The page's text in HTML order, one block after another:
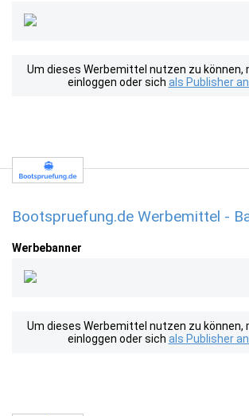
Um dieses Werbemittel nutzen zu können,
einloggen oder sich als Publisher
Bootspruefung.de Werbemittel -
Werbebanner
Um dieses Werbemittel nutzen zu können,
einloggen oder sich als Publisher